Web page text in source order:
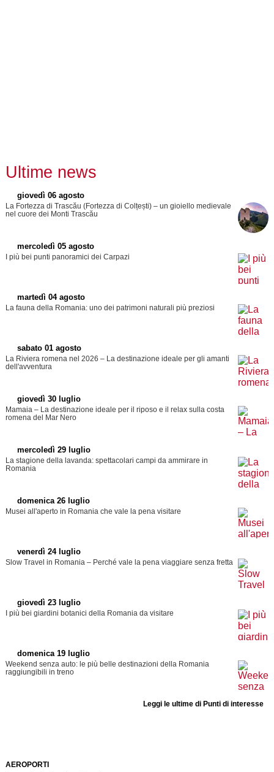
Ultime news
giovedì 06 agosto
La Fortezza di Trascău (Fortezza di Colțești) – un gioiello medievale
nel cuore dei Monti Trascău
mercoledì 05 agosto
I più bei punti panoramici dei Carpazi
martedì 04 agosto
La fauna della Romania: uno dei patrimoni naturali più preziosi
sabato 01 agosto
La Riviera romena nel 2026 – La destinazione ideale per gli amanti
dell'avventura
giovedì 30 luglio
Mamaia – La destinazione ideale per il riposo e il relax sulla costa
romena del Mar Nero
mercoledì 29 luglio
La stagione della lavanda: spettacolari campi da ammirare in
Romania
domenica 26 luglio
Musei all'aperto in Romania che vale la pena visitare
venerdì 24 luglio
Slow Travel in Romania – Perché vale la pena viaggiare senza fretta
giovedì 23 luglio
I più bei giardini botanici della Romania da visitare
domenica 19 luglio
Weekend senza auto: le più belle destinazioni della Romania
raggiungibili in treno
Leggi le ultime di Punti di interesse
AEROPORTI